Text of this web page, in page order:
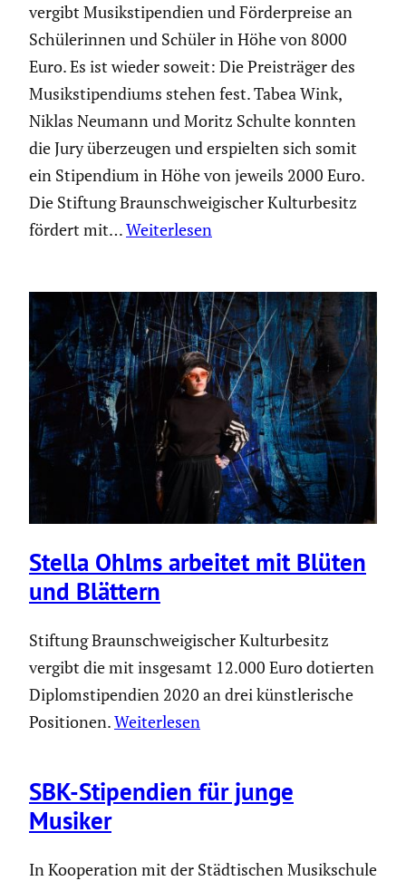
vergibt Musik­sti­pen­dien und Förder­preise an
Schüle­rinnen und Schüler in Höhe von 8000
Euro. Es ist wieder soweit: Die Preis­träger des
Musik­sti­pen­diums stehen fest. Tabea Wink,
Niklas Neumann und Moritz Schulte konnten
die Jury überzeugen und erspielten sich somit
ein Stipen­dium in Höhe von jeweils 2000 Euro.
Die Stiftung Braun­schwei­gi­scher Kultur­be­sitz
fördert mit…Weiterlesen
Stella Ohlms arbeitet mit Blüten
und Blättern
Stiftung Braunschweigischer Kulturbesitz
vergibt die mit insgesamt 12.000 Euro dotierten
Diplomstipendien 2020 an drei künstlerische
Positionen.Weiterlesen
SBK-Stipen­dien für junge
Musiker
In Koope­ra­tion mit der Städti­schen Musik­schule